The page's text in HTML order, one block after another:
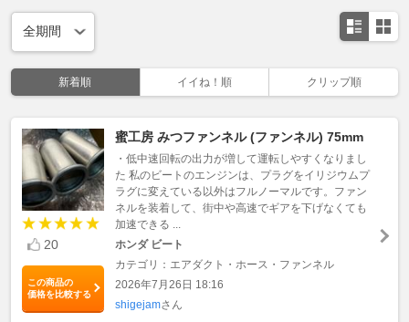
新着順 イイね！順 クリップ順
20
この商品の
価格を比較する
蜜工房 みつファンネル (ファンネル) 75mm
・低中速回転の出力が増して運転しやすくなりまし
た 私のビートのエンジンは、プラグをイリジウムプ
ラグに変えている以外はフルノーマルです。ファン
ネルを装着して、街中や高速でギアを下げなくても
加速できる ...
ホンダ ビート
カテゴリ：エアダクト・ホース・ファンネル
2026年7月26日 18:16
shigejamさん